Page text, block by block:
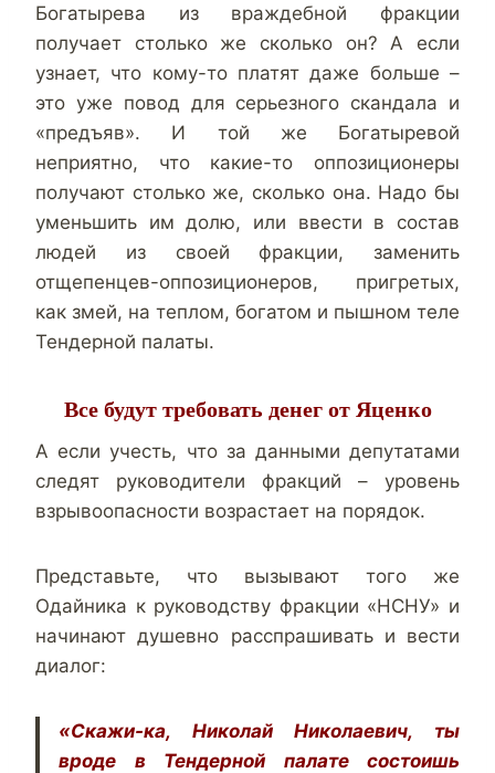
Богатырева из враждебной фракции
получает столько же сколько он? А если
узнает, что кому-то платят даже больше –
это уже повод для серьезного скандала и
«предъяв». И той же Богатыревой
неприятно, что какие-то оппозиционеры
получают столько же, сколько она. Надо бы
уменьшить им долю, или ввести в состав
людей из своей фракции, заменить
отщепенцев-оппозиционеров, пригретых,
как змей, на теплом, богатом и пышном теле
Тендерной палаты.
Все будут требовать денег от Яценко
А если учесть, что за данными депутатами
следят руководители фракций – уровень
взрывоопасности возрастает на порядок.
Представьте, что вызывают того же
Одайника к руководству фракции «НСНУ» и
начинают душевно расспрашивать и вести
диалог:
«Скажи-ка, Николай Николаевич, ты
вроде в Тендерной палате состоишь